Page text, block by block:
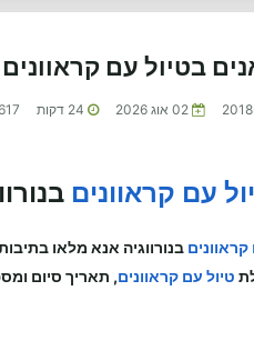
בטיול עם
02 אוג 2026 24 דקות
עם קראוונים
בנורווגיה אנא מלאו
טיול עם קראוונים, תאריך סיום